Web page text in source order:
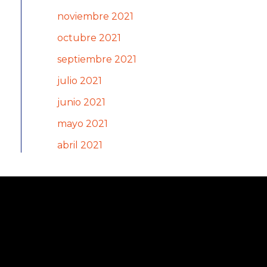
noviembre 2021
octubre 2021
septiembre 2021
julio 2021
junio 2021
mayo 2021
abril 2021